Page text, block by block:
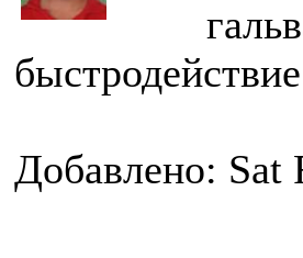
Добавлено: Sat